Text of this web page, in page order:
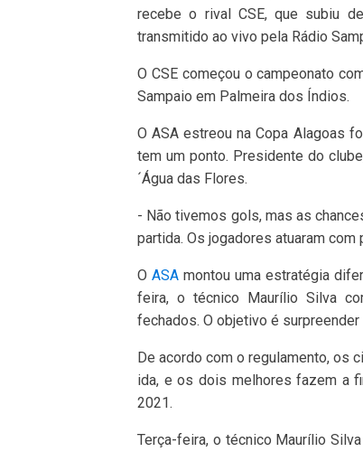
recebe o rival CSE, que subiu
transmitido ao vivo pela Rádio
O CSE começou o campeonato
Sampaio em Palmeira dos Índios.
O ASA estreou na Copa Alagoas
tem um ponto. Presidente do
´Água das Flores.
- Não tivemos gols, mas as
partida. Os jogadores atuaram
O ASA montou uma estratégia
feira, o técnico Maurílio Silva
fechados. O objetivo é
De acordo com o regulamento, os
ida, e os dois melhores fazem a
2021.
Terça-feira, o técnico Maurílio